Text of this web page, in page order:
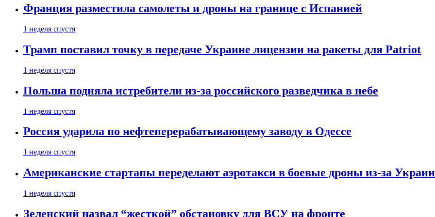
Франция разместила самолеты и дроны на границе с Испанией
1 неделя спустя
Трамп поставил точку в передаче Украине лицензии на ракеты для Patriot
1 неделя спустя
Польша подняла истребители из-за российского разведчика в небе
1 неделя спустя
Россия ударила по нефтеперерабатывающему заводу в Одессе
1 неделя спустя
Американские стартапы переделают аэротакси в боевые дроны из-за
1 неделя спустя
Зеленский назвал “жесткой” обстановку для ВСУ на фронте